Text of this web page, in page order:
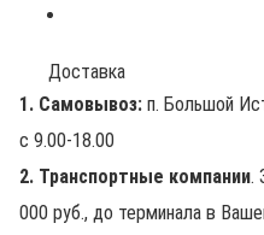
Доставка
1. Самовывоз: п. Большой
с 9.00-18.00
2. Транспортные компании.
000 руб., до терминала в